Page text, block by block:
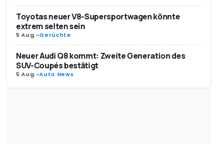
Toyotas neuer V8-Supersportwagen könnte
extrem selten sein
5 Aug.-Gerüchte
Neuer Audi Q8 kommt: Zweite Generation des
SUV-Coupés bestätigt
5 Aug.-Auto News